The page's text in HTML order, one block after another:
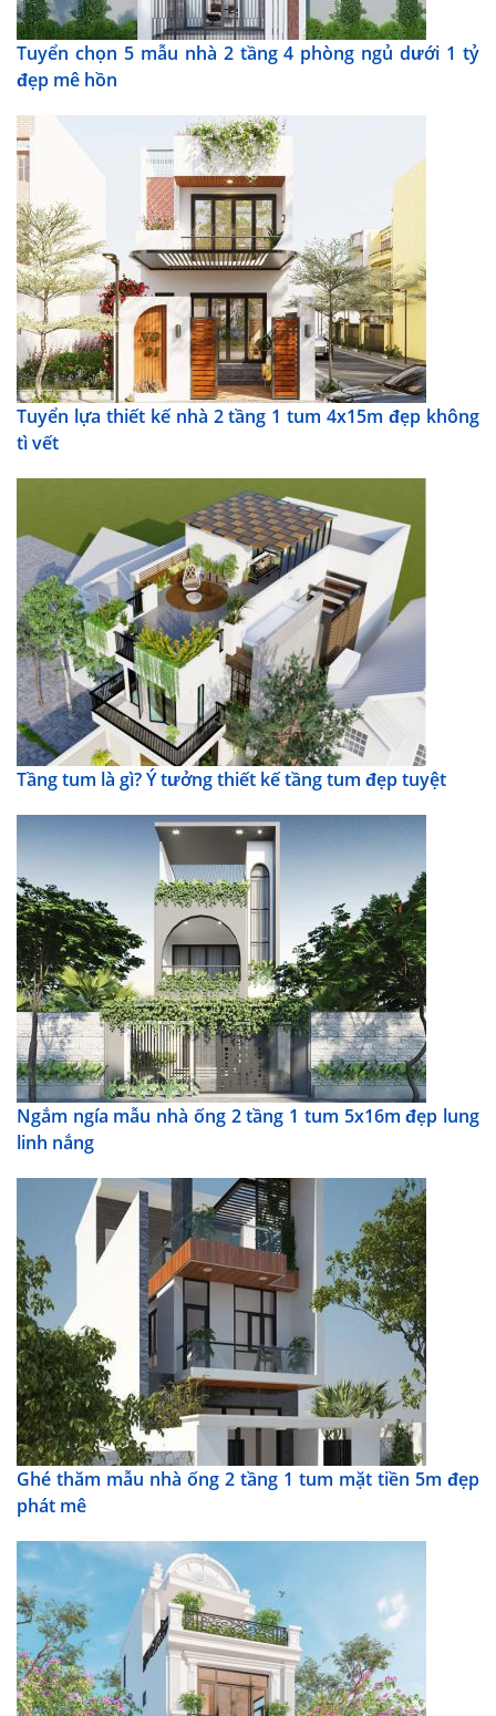
Tuyển chọn 5 mẫu nhà 2 tầng 4 phòng ngủ dưới 1 tỷ
đẹp mê hồn
Tuyển lựa thiết kế nhà 2 tầng 1 tum 4x15m đẹp không
tì vết
Tầng tum là gì? Ý tưởng thiết kế tầng tum đẹp tuyệt
Ngắm ngía mẫu nhà ống 2 tầng 1 tum 5x16m đẹp lung
linh nắng
Ghé thăm mẫu nhà ống 2 tầng 1 tum mặt tiền 5m đẹp
phát mê